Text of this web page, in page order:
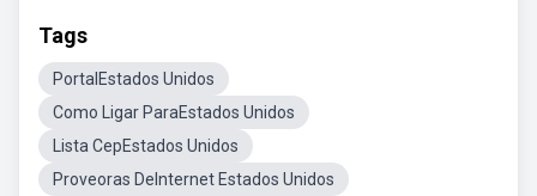
Tags
PortalEstados Unidos
Como Ligar ParaEstados Unidos
Lista CepEstados Unidos
Proveoras DeInternet Estados Unidos